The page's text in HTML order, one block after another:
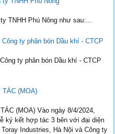
TNHH Phú Nông như sau:...
ty phân bón Dầu khí - CTCP
ty phân bón Dầu khí - CTCP
TÁC (MOA)
(MOA) Vào ngày 8/4/2024,
ký kết hợp tác 3 bên với đại diện
Industries, Hà Nội và Công ty